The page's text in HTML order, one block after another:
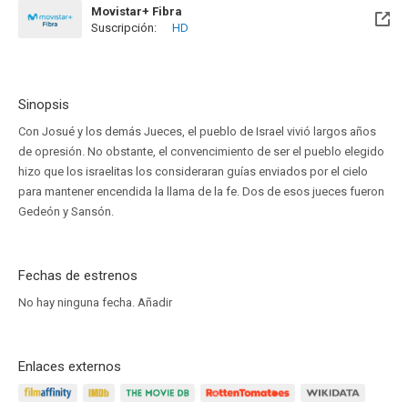
Movistar+ Fibra
Disponible hasta el Vie, 01 Ene 2100 (Quedan 73 años)
Suscripción: HD
Sinopsis
Con Josué y los demás Jueces, el pueblo de Israel vivió largos años
de opresión. No obstante, el convencimiento de ser el pueblo elegido
hizo que los israelitas los consideraran guías enviados por el cielo
para mantener encendida la llama de la fe. Dos de esos jueces fueron
Gedeón y Sansón.
Fechas de estrenos
No hay ninguna fecha. Añadir
Enlaces externos